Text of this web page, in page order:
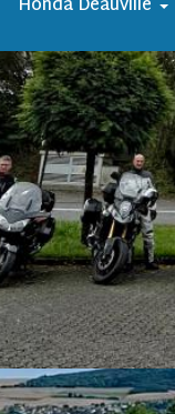
Honda Deauville